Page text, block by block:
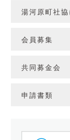
湯河原町社協
会員募集
共同募金会
申請書類